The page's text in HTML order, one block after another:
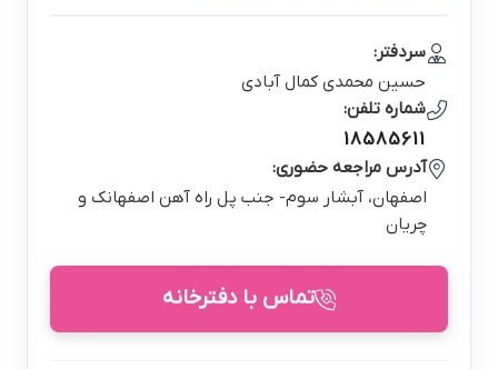
سردفتر:
حسين محمدي كمال آبادي
شماره تلفن:
18585611
آدرس مراجعه حضوری:
اصفهان، آبشار سوم- جنب پل راه آهن اصفهانك و
چريان
تماس با دفترخانه